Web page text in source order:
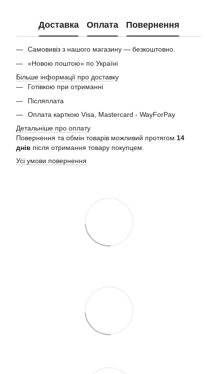
Доставка Оплата Повернення
Самовивіз з нашого магазину — безкоштовно.
«Новою поштою» по Україні
Більше інформації про доставку
Готівкою при отриманні
Післяплата
Оплата карткою Visa, Mastercard - WayForPay
Детальніше про оплату
Повернення та обмін товарів можливий протягом 14
днів після отримання товару покупцем.
Усі умови повернення